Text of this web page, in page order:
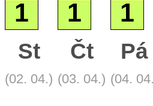
1 1 1
St
(02. 04.)
Čt
(03. 04.)
Pá
(04.